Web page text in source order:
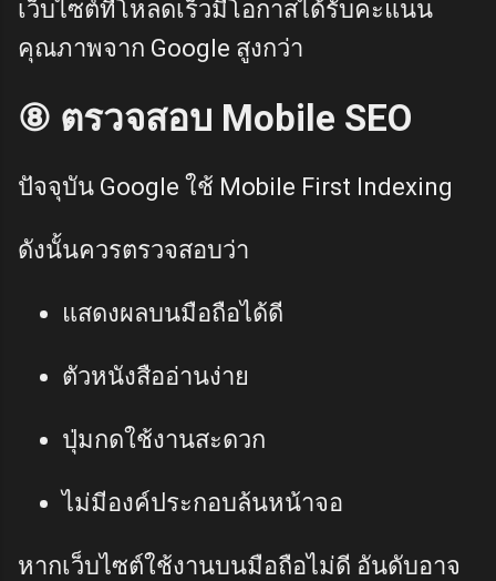
เว็บไซต์ที่โหลดเร็วมีโอกาสได้รับคะแนน
คุณภาพจาก Google สูงกว่า
⑧ ตรวจสอบ Mobile SEO
ปัจจุบัน Google ใช้ Mobile First Indexing
ดังนั้นควรตรวจสอบว่า
แสดงผลบนมือถือได้ดี
ตัวหนังสืออ่านง่าย
ปุ่มกดใช้งานสะดวก
ไม่มีองค์ประกอบล้นหน้าจอ
หากเว็บไซต์ใช้งานบนมือถือไม่ดี อันดับอาจ